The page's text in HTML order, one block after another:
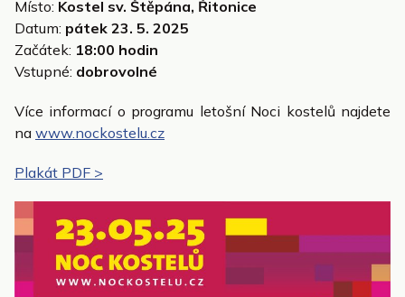
Místo: Kostel sv. Štěpána, Řitonice
Datum: pátek 23. 5. 2025
Začátek: 18:00 hodin
Vstupné: dobrovolné
Více informací o programu letošní Noci kostelů najdete
na www.nockostelu.cz
Plakát PDF >